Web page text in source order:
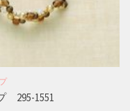
295-1551